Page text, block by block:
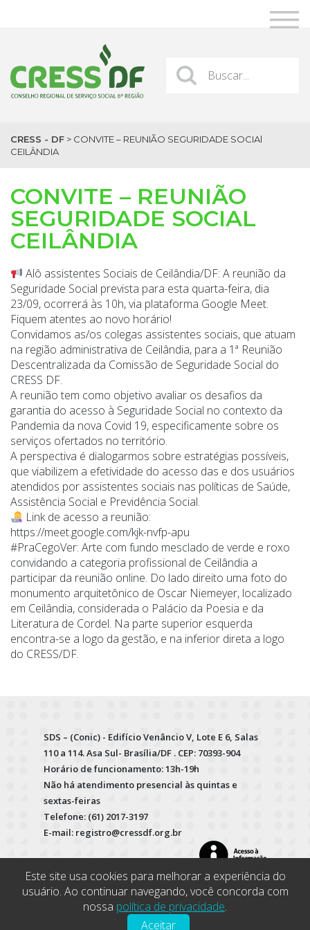
CRESS - DF > CONVITE – REUNIÃO SEGURIDADE SOCIAl
CEILÂNDIA
CONVITE – REUNIÃO
SEGURIDADE SOCIAL
CEILÂNDIA
Alô assistentes Sociais de Ceilândia/DF: A reunião da
Seguridade Social prevista para esta quarta-feira, dia
23/09, ocorrerá às 10h, via plataforma Google Meet.
Fiquem atentes ao novo horário!
Convidamos as/os colegas assistentes sociais, que atuam
na região administrativa de Ceilândia, para a 1ª Reunião
Descentralizada da Comissão de Seguridade Social do
CRESS DF.
A reunião tem como objetivo avaliar os desafios da
garantia do acesso à Seguridade Social no contexto da
Pandemia da nova Covid 19, especificamente sobre os
serviços ofertados no território.
A perspectiva é dialogarmos sobre estratégias possíveis,
que viabilizem a efetividade do acesso das e dos usuários
atendidos por assistentes sociais nas políticas de Saúde,
Assistência Social e Previdência Social.
Link de acesso a reunião:
https://meet.google.com/kjk-nvfp-apu
#PraCegoVer: Arte com fundo mesclado de verde e roxo
convidando a categoria profissional de Ceilândia a
participar da reunião online. Do lado direito uma foto do
monumento arquitetônico de Oscar Niemeyer, localizado
em Ceilândia, considerada o Palácio da Poesia e da
Literatura de Cordel. Na parte superior esquerda
encontra-se a logo da gestão, e na inferior direta a logo
do CRESS/DF.
SDS – (Conic) - Edifício Venâncio V, Lote E 6, Salas
110 a 114. Asa Sul- Brasília/DF . CEP: 70393-904
Horário de funcionamento: 13h-19h
Não há atendimento presencial às quintas e
sextas-feiras
Telefone: (61) 2017-3197
E-mail: registro@cressdf.org.br
Este site usa cookies para melhorar a experiência do
usuário. Ao continuar navegando, você concorda com
nossa política de privacidade.
Aceitar